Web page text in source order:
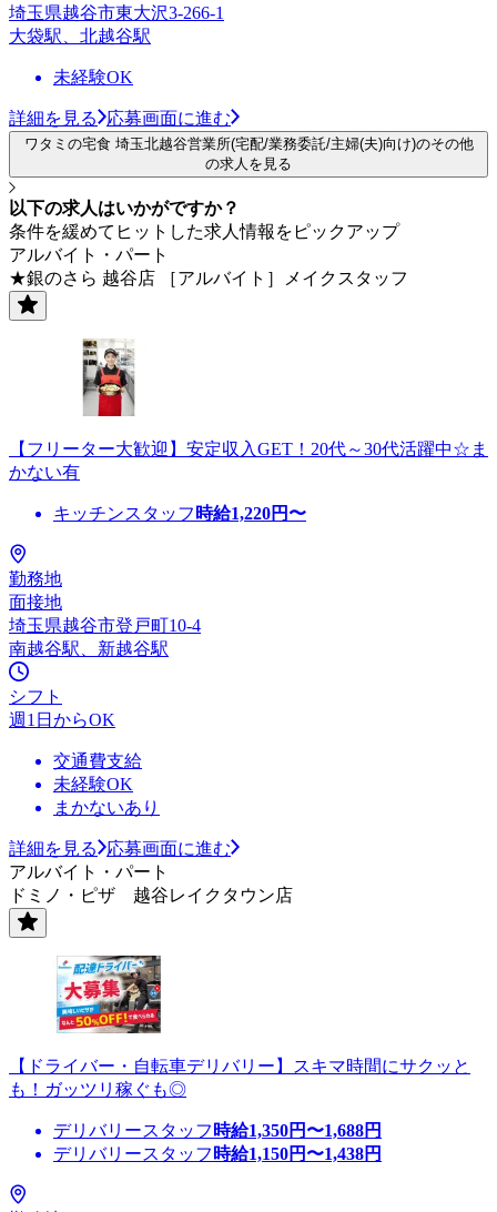
埼玉県越谷市東大沢3-266-1
大袋駅、北越谷駅
未経験OK
詳細を見る 応募画面に進む
ワタミの宅食 埼玉北越谷営業所(宅配/業務委託/主婦(夫)向け)のその他
の求人を見る
以下の求人はいかがですか？
条件を緩めてヒットした求人情報をピックアップ
アルバイト・パート
★銀のさら 越谷店 ［アルバイト］メイクスタッフ
【フリーター大歓迎】安定収入GET！20代～30代活躍中☆ま
かない有
キッチンスタッフ 時給1,220円〜
勤務地
面接地
埼玉県越谷市登戸町10-4
南越谷駅、新越谷駅
シフト
週1日からOK
交通費支給
未経験OK
まかないあり
詳細を見る
応募画面に進む
アルバイト・パート
ドミノ・ピザ 越谷レイクタウン店
【ドライバー・自転車デリバリー】スキマ時間にサクッと
も！ガッツリ稼ぐも◎
デリバリースタッフ 時給1,350円〜1,688円
デリバリースタッフ 時給1,150円〜1,438円